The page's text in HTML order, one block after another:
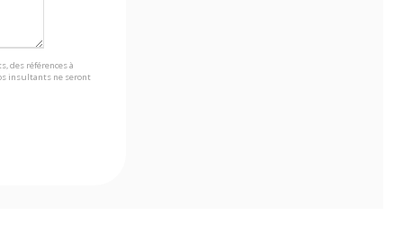
des références à
insultants ne seront